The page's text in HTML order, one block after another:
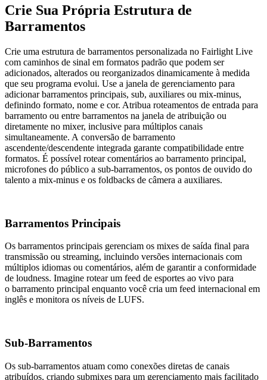
Crie Sua Própria Estrutura de
Barramentos
Crie uma estrutura de barramentos personalizada no Fairlight Live
com caminhos de sinal em formatos padrão que podem ser
adicionados, alterados ou reorganizados dinamicamente à medida
que seu programa evolui. Use a janela de gerenciamento para
adicionar barramentos principais, sub, auxiliares ou mix-minus,
definindo formato, nome e cor. Atribua roteamentos de entrada para
barramento ou entre barramentos na janela de atribuição ou
diretamente no mixer, inclusive para múltiplos canais
simultaneamente. A conversão de barramento
ascendente/descendente integrada garante compatibilidade entre
formatos. É possível rotear comentários ao barramento principal,
microfones do público a sub-barramentos, os pontos de ouvido do
talento a mix-minus e os foldbacks de câmera a auxiliares.
Barramentos Principais
Os barramentos principais gerenciam os mixes de saída final para
transmissão ou streaming, incluindo versões internacionais com
múltiplos idiomas ou comentários, além de garantir a conformidade
de loudness. Imagine rotear um feed de esportes ao vivo para
o barramento principal enquanto você cria um feed internacional em
inglês e monitora os níveis de LUFS.
Sub-Barramentos
Os sub-barramentos atuam como conexões diretas de canais
atribuídos, criando submixes para um gerenciamento mais facilitado